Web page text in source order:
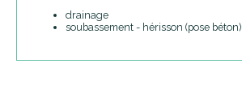
drainage
soubassement - hérisson (pose béton)